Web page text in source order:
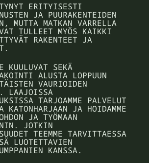
ERITYISESTI
JA PUURAKENTEIDEN
MUTTA MATKAN VARRELLA
TULLEET MYÖS KAIKKI
RAKENTEET JA
KUULUVAT SEKÄ
ALUSTA LOPPUUN
VAURIOIDEN
LAAJOISSA
TARJOAMME PALVELUT
JA HOIDAMME
JA TYÖMAAN
JOTKIN
TEEMME TARVITTAESSA
LUOTETTAVIEN
KANSSA.